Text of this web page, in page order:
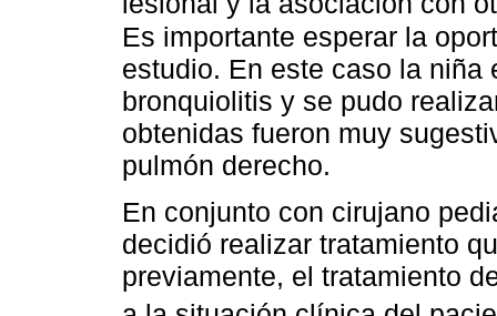
Es importante esperar la
estudio. En este caso la niña
bronquiolitis y se pudo
obtenidas fueron muy
pulmón derecho.
En conjunto con cirujano
decidió realizar tratamiento
previamente, el tratamiento